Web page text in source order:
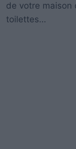
de votre maison
toilettes…